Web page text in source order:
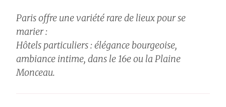
Paris offre une variété rare de lieux pour se
marier :
Hôtels particuliers : élégance bourgeoise,
ambiance intime, dans le 16e ou la Plaine
Monceau.